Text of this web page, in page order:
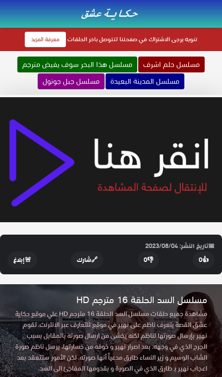
تنويهيرجى الاشتراك في صفحتنا لتتوصل باخر الحلقات معرفة المزيد
مسلسل حلم اشرف
مسلسل هذا البحر سوف يفيض مترجم
مسلسل المدينة البعيدة
مسلسل جبل جونول
📅تاريخ النشر: 2023/08/04
👍
0
👎
0
🔗شارك 🚨إبلاغ
مسلسل السد الحلقة 16 مترجم HD
مشاهدة جميع حلقات مسلسل السد الحلقة 16 مترجم HD علي موقع حكاية
عشق القصة يتعرف ناظم على نهير في موقع للتعارف عبر الانترنت. تقوم
نهير بإرسال صورتها لناظم لكنه يخشى من ارسال صورته بالمقابل بسبب
الجرح الذي في وجهه. بعد اصرار نهير و خوفه من خسارتها، يرسل ناظم صورة
الشاب الوسيم و زير النساء طارق مدعياً أنها صورته. لكن الأمور ستتعقد بعد
اعجاب نهير بـ طارق الذي في الصورة و بقدومها المفاجئ الى السد.